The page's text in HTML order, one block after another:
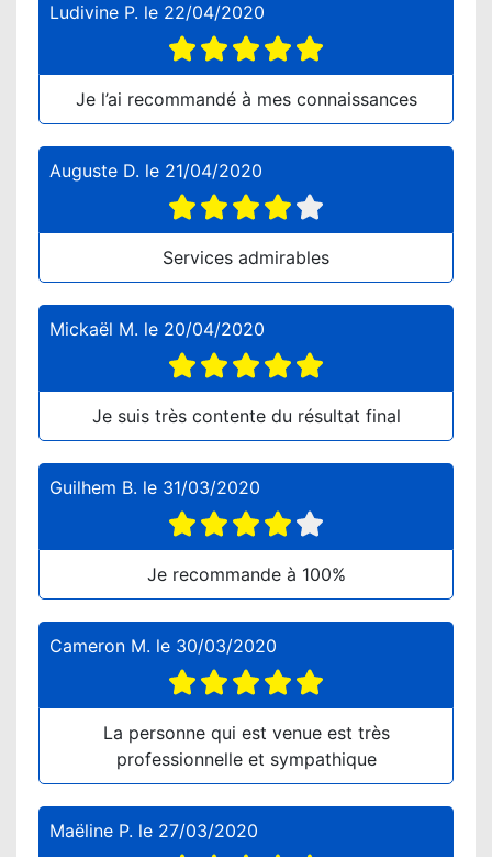
Ludivine P. le 22/04/2020
Je l’ai recommandé à mes connaissances
Auguste D. le 21/04/2020
Services admirables
Mickaël M. le 20/04/2020
Je suis très contente du résultat final
Guilhem B. le 31/03/2020
Je recommande à 100%
Cameron M. le 30/03/2020
La personne qui est venue est très
professionnelle et sympathique
Maëline P. le 27/03/2020